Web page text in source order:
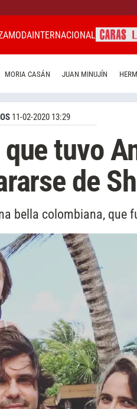
MODAINTERNACIONAL
MORIA CASÁN JUAN MINUJÍN
11-02-2020 13:29
tuvo
de
bella colombiana, que